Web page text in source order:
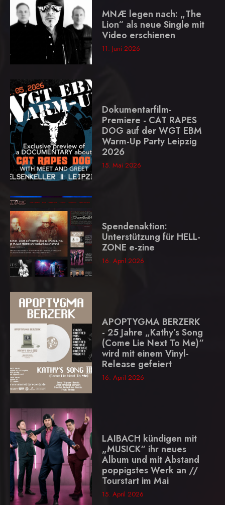
MNÆ legen nach: „The
Lion“ als neue Single mit
Video erschienen
11. Juni 2026
Dokumentarfilm-
Premiere - CAT RAPES
DOG auf der WGT EBM
Warm-Up Party Leipzig
2026
15. Mai 2026
Spendenaktion:
Unterstützung für HELL-
ZONE e-zine
16. April 2026
APOPTYGMA BERZERK
- 25 Jahre „Kathy’s Song
(Come Lie Next To Me)“
wird mit einem Vinyl-
Release gefeiert
16. April 2026
LAIBACH kündigen mit
„MUSICK“ ihr neues
Album und mit Abstand
poppigstes Werk an //
Tourstart im Mai
15. April 2026